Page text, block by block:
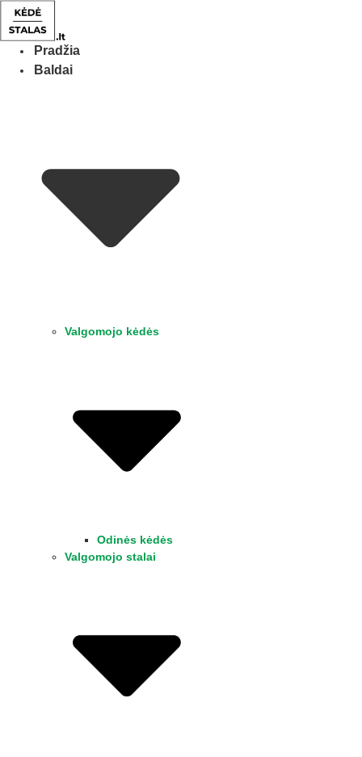
prie
turinio
Pradžia
Baldai
Valgomojo kėdės
Odinės kėdės
Valgomojo stalai